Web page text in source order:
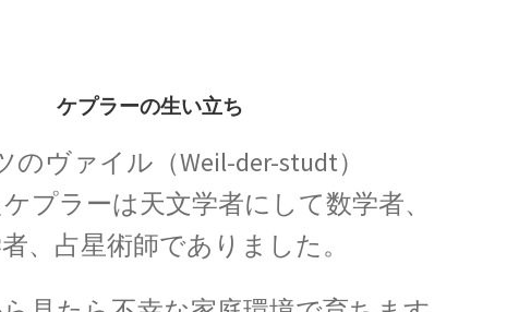
E・W・モーリー
マイスナー
ケプラーの生い立ち
のヴァイル（Weil-der-studt）
プラーは天文学者にして数学者、
、占星術師でありました。